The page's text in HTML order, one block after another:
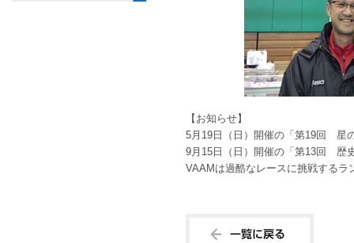
【お知らせ】
5月19日（日）開催の「第19回 星
9月15日（日）開催の「第13回 歴
VAAMは過酷なレースに挑戦するラ